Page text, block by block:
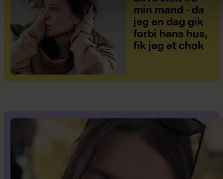
min mand - da
jeg en dag gik
forbi hans hus,
fik jeg et chok